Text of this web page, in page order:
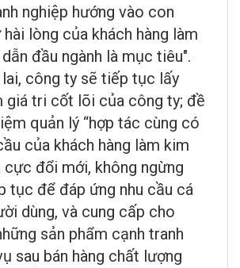
nghiệp hướng vào con
lòng của khách hàng làm
đầu ngành là mục tiêu".
công ty sẽ tiếp tục lấy
giá tri cốt lõi của công ty; đề
quản lý “hợp tác cùng có
của khách hàng làm kim
cực đổi mới, không ngừng
tục để đáp ứng nhu cầu cá
dùng, và cung cấp cho
sản phẩm cạnh tranh
sau bán hàng chất lượng